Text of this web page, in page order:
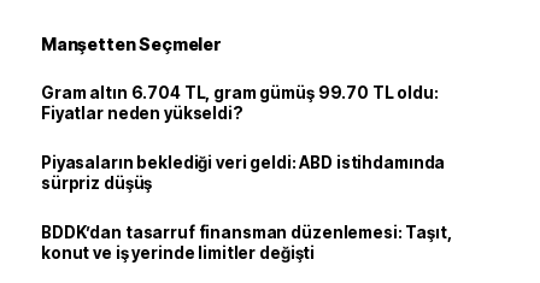
Manşetten Seçmeler
Gram altın 6.704 TL, gram gümüş 99.70 TL oldu:
Fiyatlar neden yükseldi?
Piyasaların beklediği veri geldi: ABD istihdamında
sürpriz düşüş
BDDK’dan tasarruf finansman düzenlemesi: Taşıt,
konut ve iş yerinde limitler değişti